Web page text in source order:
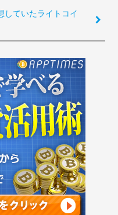
していたライトコイ